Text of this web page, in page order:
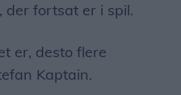
der fortsat er i spil.
er, desto flere
Kaptain.